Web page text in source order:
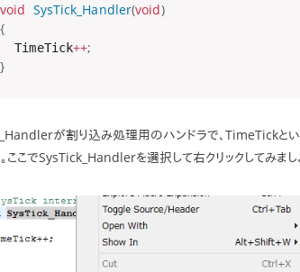
void SysTick_Handler(void)
{
  TimeTick
++;
}
が割り込み処理用のハンドラで、TimeTickと
ここでSysTick_Handlerを選択して右クリックしてみまし